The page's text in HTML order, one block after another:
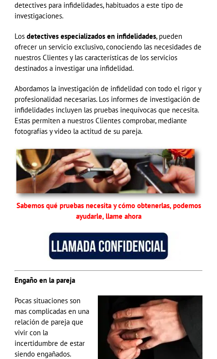
detectives para infidelidades, habituados a este tipo de
investigaciones.
Los detectives especializados en infidelidades, pueden
ofrecer un servicio exclusivo, conociendo las necesidades de
nuestros Clientes y las características de los servicios
destinados a investigar una infidelidad.
Abordamos la investigación de infidelidad con todo el rigor y
profesionalidad necesarias. Los informes de investigación de
infidelidades incluyen las pruebas inequívocas que necesita.
Estas permiten a nuestros Clientes comprobar, mediante
fotografías y video la actitud de su pareja.
Sabemos qué pruebas necesita y cómo obtenerlas, podemos
ayudarle, llame ahora
Engaño en la pareja
Pocas situaciones son
mas complicadas en una
relación de pareja que
vivir con la
incertidumbre de estar
siendo engañados.